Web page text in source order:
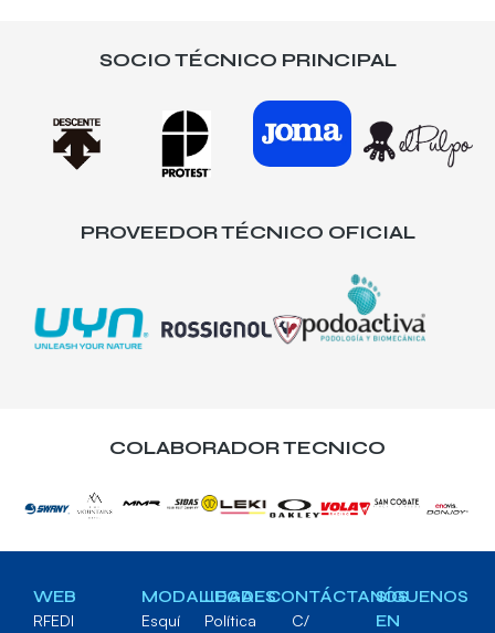
SOCIO TÉCNICO PRINCIPAL
PROVEEDOR TÉCNICO OFICIAL
COLABORADOR TECNICO
WEB
RFEDI
MODALIDADES
Esquí
LEGAL
Política
CONTÁCTANOS
C/
SÍGUENOS
EN